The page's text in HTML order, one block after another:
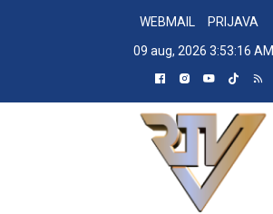
WEBMAIL
PRIJAVA
09 aug, 2026 3:53:17 AM